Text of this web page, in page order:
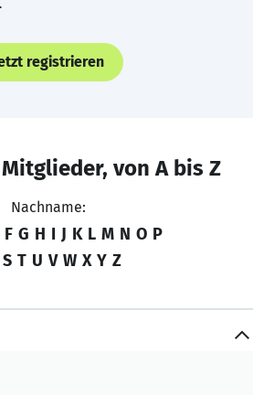
registrieren
Mitglieder, von A bis Z
Nachname:
F G H I J K L M N O P
S T U V W X Y Z